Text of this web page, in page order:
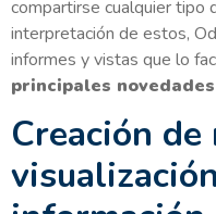
compartirse cualquier tipo
interpretación de estos,
informes y vistas que lo
principales
Creación